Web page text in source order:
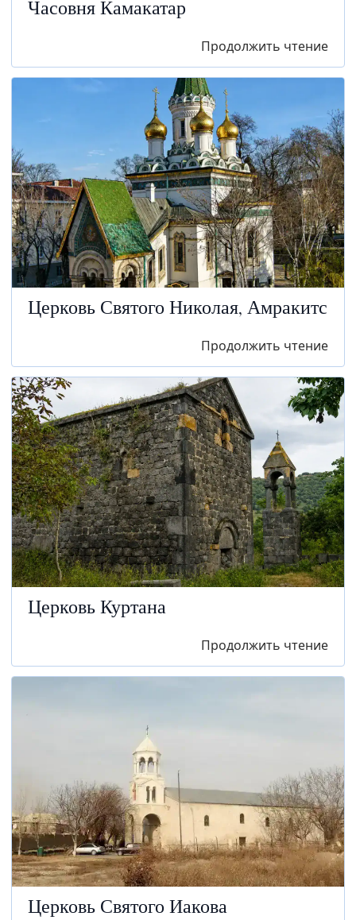
Часовня Камакатар
Продолжить чтение
Церковь Святого Николая, Амракитс
Продолжить чтение
Церковь Куртана
Продолжить чтение
Церковь Святого Иакова